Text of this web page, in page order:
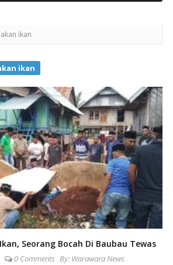
ikan
ikan
Seorang Bocah Di Baubau Tewas
0 Comments By: Warawara News